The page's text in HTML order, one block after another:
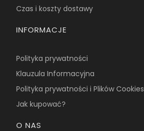
Czas i koszty dostawy
INFORMACJE
Polityka prywatności
Klauzula Informacyjna
Polityka prywatności i Plików Cookies
Jak kupować?
O NAS